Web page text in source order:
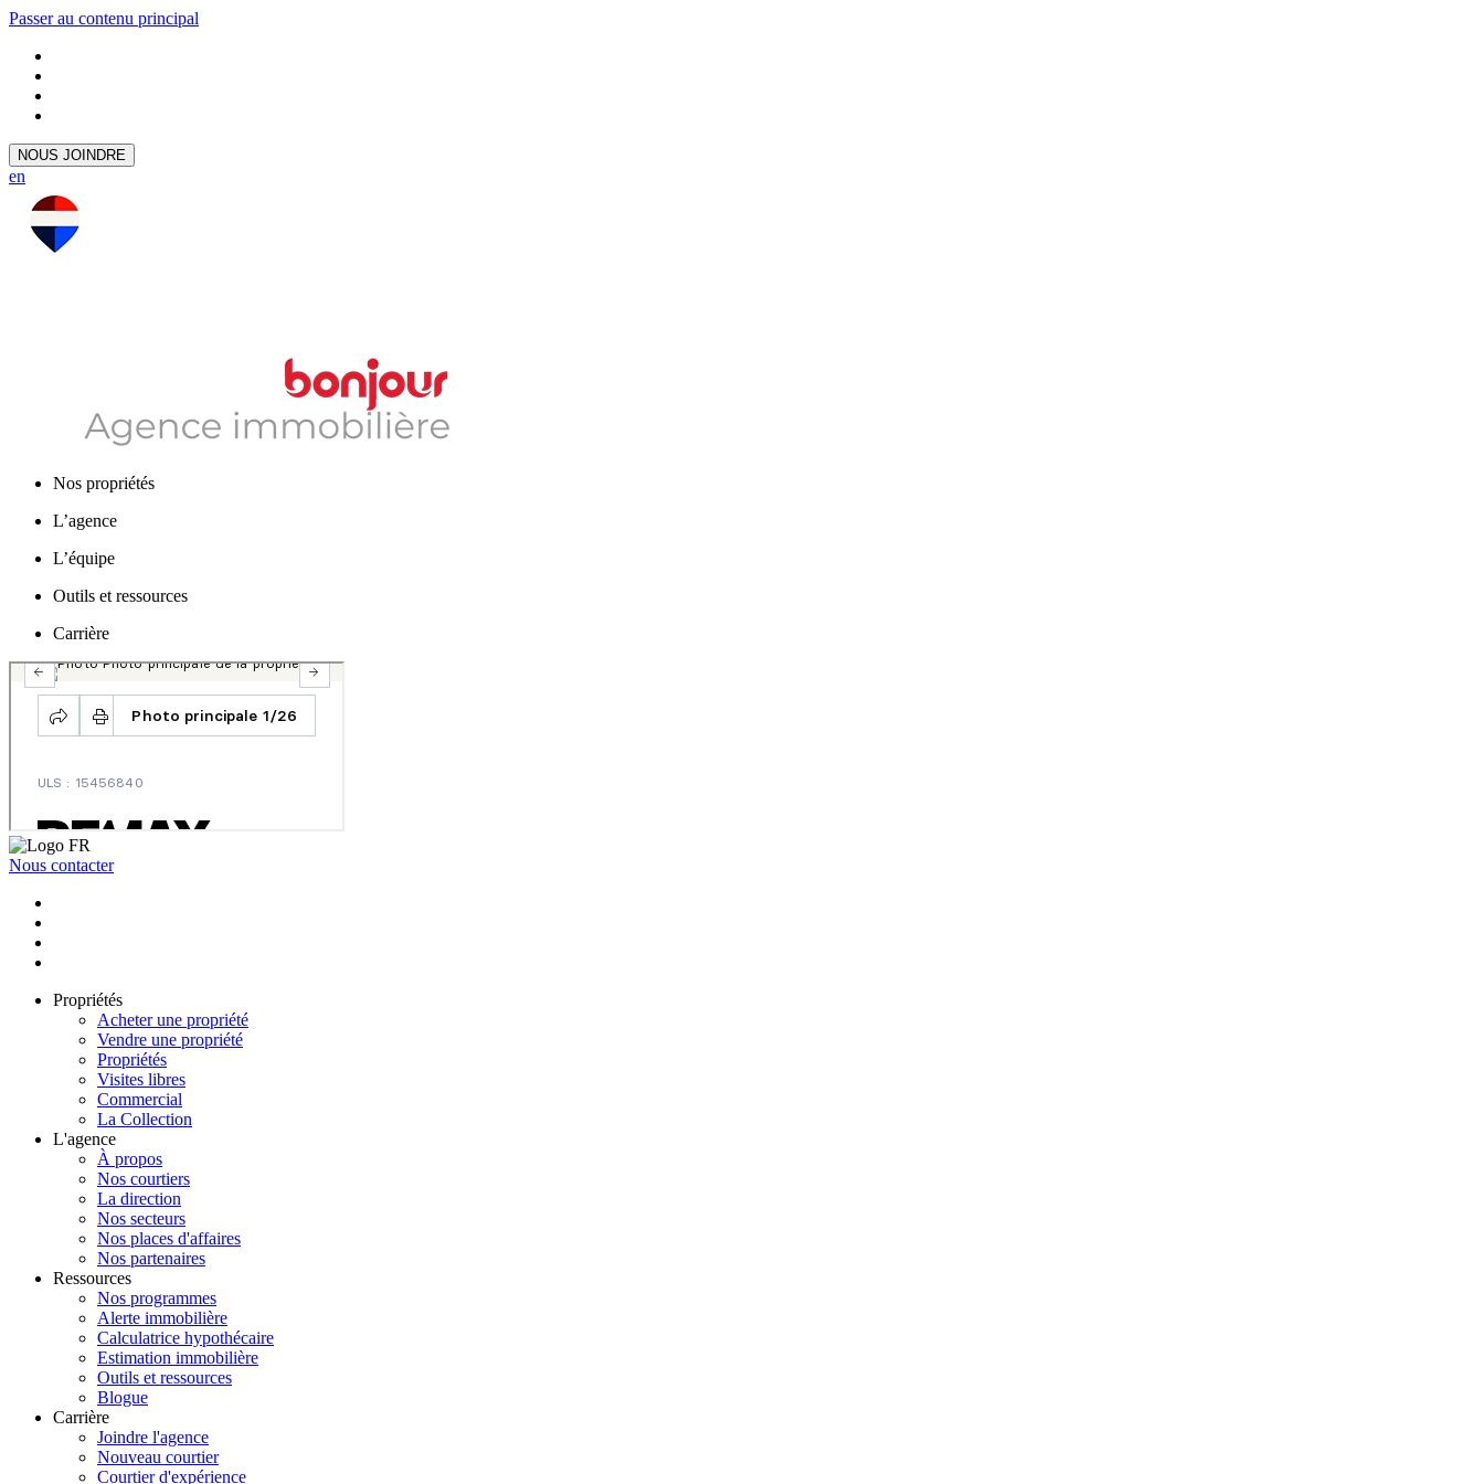
Passer au contenu principal
NOUS JOINDRE
en
Nos propriétés
L’agence
L’équipe
Outils et ressources
Carrière
Nous contacter
Propriétés
Acheter une propriété
Vendre une propriété
Propriétés
Visites libres
Commercial
La Collection
L'agence
À propos
Nos courtiers
La direction
Nos secteurs
Nos places d'affaires
Nos partenaires
Ressources
Nos programmes
Alerte immobilière
Calculatrice hypothécaire
Estimation immobilière
Outils et ressources
Blogue
Carrière
Joindre l'agence
Nouveau courtier
Courtier d'expérience